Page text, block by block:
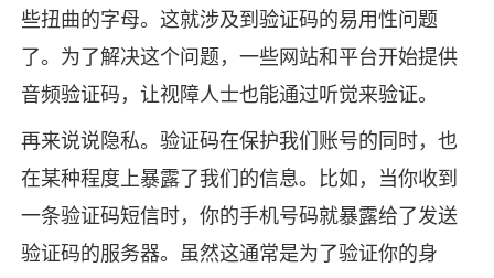
些扭曲的字母。这就涉及到验证码的易用性问题
了。为了解决这个问题，一些网站和平台开始提供
音频验证码，让视障人士也能通过听觉来验证。
再来说说隐私。验证码在保护我们账号的同时，也
在某种程度上暴露了我们的信息。比如，当你收到
一条验证码短信时，你的手机号码就暴露给了发送
验证码的服务器。虽然这通常是为了验证你的身